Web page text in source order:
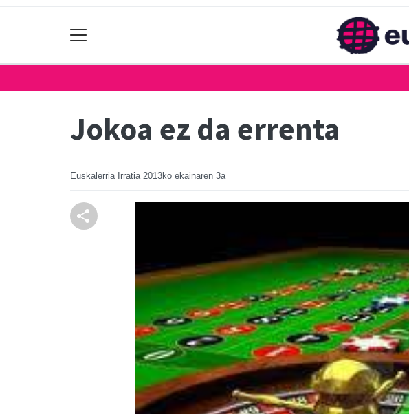
Jokoa ez da errenta
Euskalerria Irratia 2013ko ekainaren 3a